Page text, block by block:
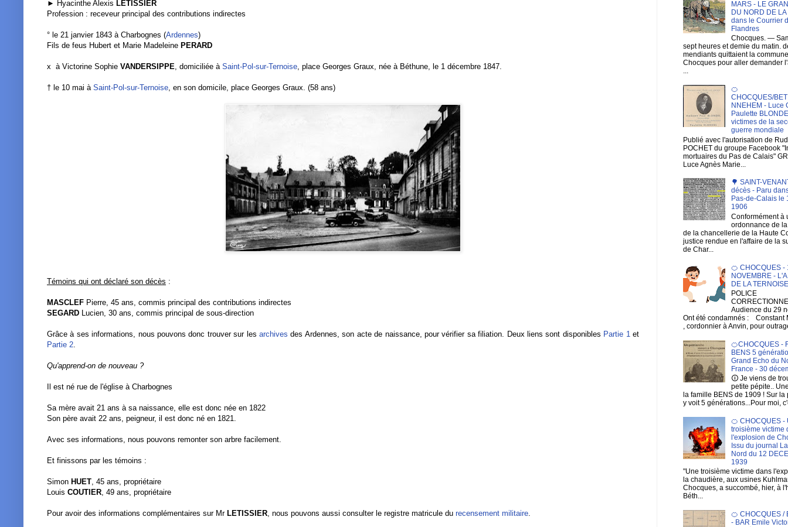
► Hyacinthe Alexis LETISSIER
Profession : receveur principal des contributions indirectes
° le 21 janvier 1843 à Charbognes (Ardennes)
Fils de feus Hubert et Marie Madeleine PERARD
x à Victorine Sophie VANDERSIPPE , domiciliée à Saint-Pol-sur-Ternoise , place Georges Graux, née à Béthune, le 1 décembre 1847.
† le 10 mai à Saint-Pol-sur-Ternoise , en son domicile, place Georges Graux. (58 ans)
Témoins qui ont déclaré son décès :
MASCLEF Pierre, 45 ans, commis principal des contributions indirectes
SEGARD Lucien, 30 ans, commis principal de sous-direction
Grâce à ses informations, nous pouvons donc trouver sur lesarchives des Ardennes, son acte de naissance, pour vérifier sa filiation. Deux liens sont disponibles Partie 1 et
Partie 2
Qu'apprend-on de nouveau ?
Il est né rue de l'église à Charbognes
Sa mère avait 21 ans à sa naissance, elle est donc née en 1822
Son père avait 22 ans, peigneur, il est donc né en 1821.
Avec ses informations, nous pouvons remonter son arbre facilement.
Et finissons par les témoins :
Simon HUET , 45 ans, propriétaire
Louis COUTIER , 49 ans, propriétaire
Pour avoir des informations complémentaires sur Mr LETISSIER , nous pouvons aussi consulter le registre matricule du recensement militaire
MARS - LE
DU NORD DE
dans le Courrier
Flandres
Chocques. —
sept heures et demie du matin.
mendiants quittaient la
Chocques pour aller demander
...
🍊
CHOCQUES/
NNEHEM - Luce
Paulette
victimes de la
guerre mondiale
Publié avec l'autorisation de
POCHET du groupe Facebook
mortuaires du Pas de Calais"
Luce Agnès Marie...
🌳 SAINT-
décès - Paru
Pas-de-Calais le
1906
Conformément à
ordonnance de
de la chancellerie de la Haute
justice rendue en l'affaire de la
de Char...
🍊 CHOCQUES -
NOVEMBRE -
DE LA TERNOISE
POLICE
Audience du 29
Ont été condamnés : Constant
, cordonnier à Anvin, pour
🍊CHOCQUES -
BENS 5
Grand Echo du
France - 30
🛈 Je viens de
petite pépite..
la famille BENS de 1909 ! Sur la
y voit 5 générations...Pour moi,
🍊 CHOCQUES -
troisième victime
l'explosion de
Issu du journal
Nord du 12
1939
"Une troisième victime dans
la chaudière, aux usines
Chocques, a succombé, hier, à
Béth...
🍊 CHOCQUES /
- BAR Emile